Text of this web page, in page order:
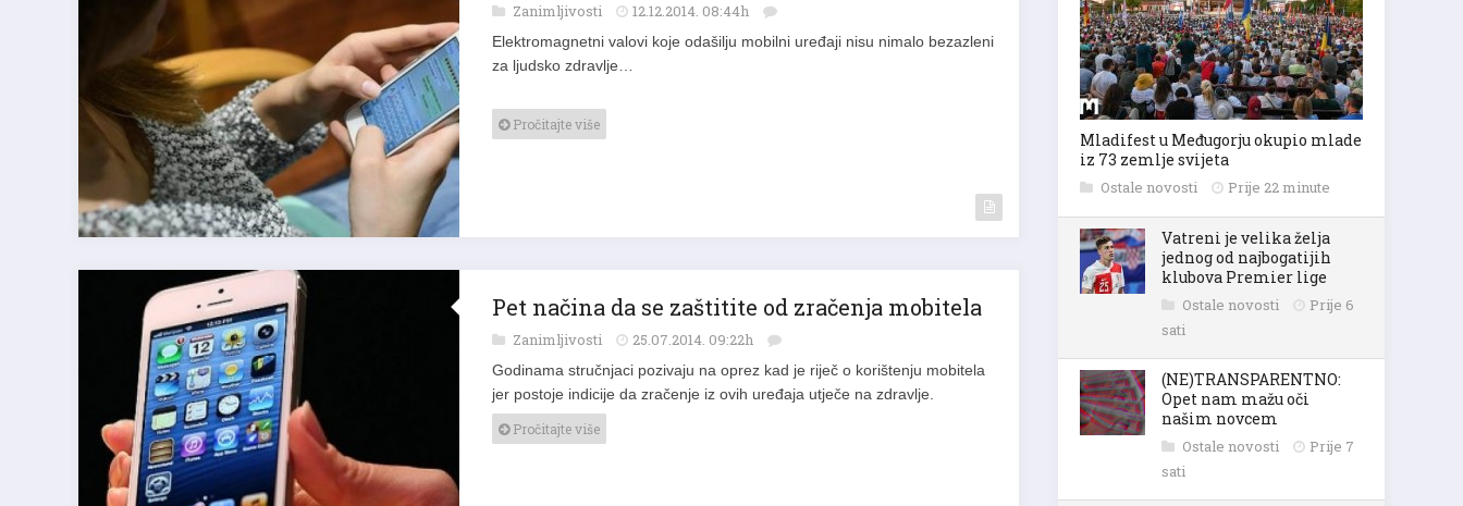
za ljudsko zdravlje…
Pročitajte više
Pet načina da se zaštitite od zračenja mobitela
jer postoje indicije da zračenje iz ovih uređaja utječe na zdravlje.
Pročitajte više
Mladifest u Međugorju okupio mlade
iz 73 zemlje svijeta
Ostale novosti Prije 22 minute
Vatreni je velika želja
jednog od najbogatijih
klubova Premier lige
Ostale novosti
Prije 6
sati
(NE)TRANSPARENTNO:
Opet nam mažu oči
našim novcem
Ostale novosti
Prije 7
sati